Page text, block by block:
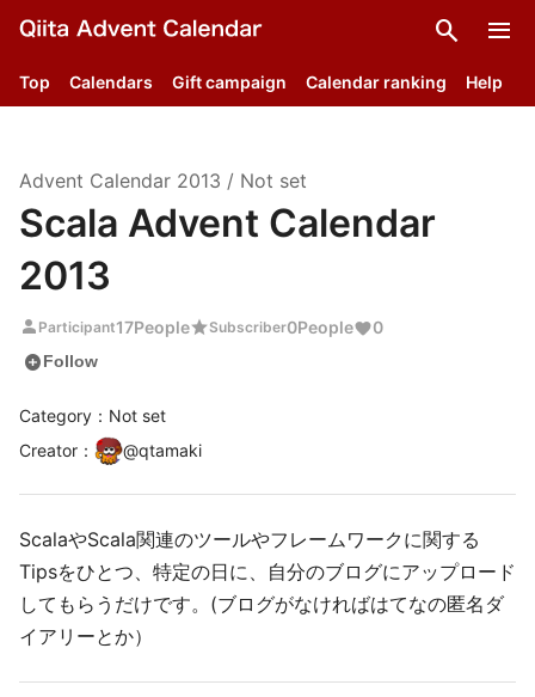
search menu
Top Calendars Gift campaign Calendar ranking Help
Advent Calendar 2013 / Not set
Scala Advent Calendar
2013
person Participant17PeoplestarSubscriber0People 0
add_circleFollow
Category：Not set
Creator ： @qtamaki
ScalaやScala関連のツールやフレームワークに関する
Tipsをひとつ、特定の日に、自分のブログにアップロード
してもらうだけです。(ブログがなければはてなの匿名ダ
イアリーとか）